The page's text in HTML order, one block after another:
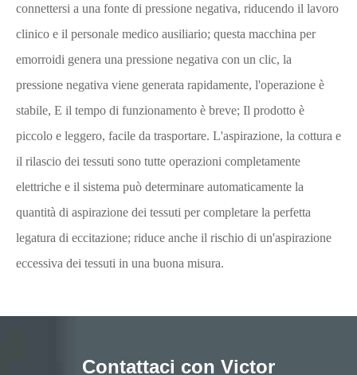
connettersi a una fonte di pressione negativa, riducendo il lavoro
clinico e il personale medico ausiliario; questa macchina per
emorroidi genera una pressione negativa con un clic, la
pressione negativa viene generata rapidamente, l'operazione è
stabile, E il tempo di funzionamento è breve; Il prodotto è
piccolo e leggero, facile da trasportare. L'aspirazione, la cottura e
il rilascio dei tessuti sono tutte operazioni completamente
elettriche e il sistema può determinare automaticamente la
quantità di aspirazione dei tessuti per completare la perfetta
legatura di eccitazione; riduce anche il rischio di un'aspirazione
eccessiva dei tessuti in una buona misura.
Contattaci con Victor